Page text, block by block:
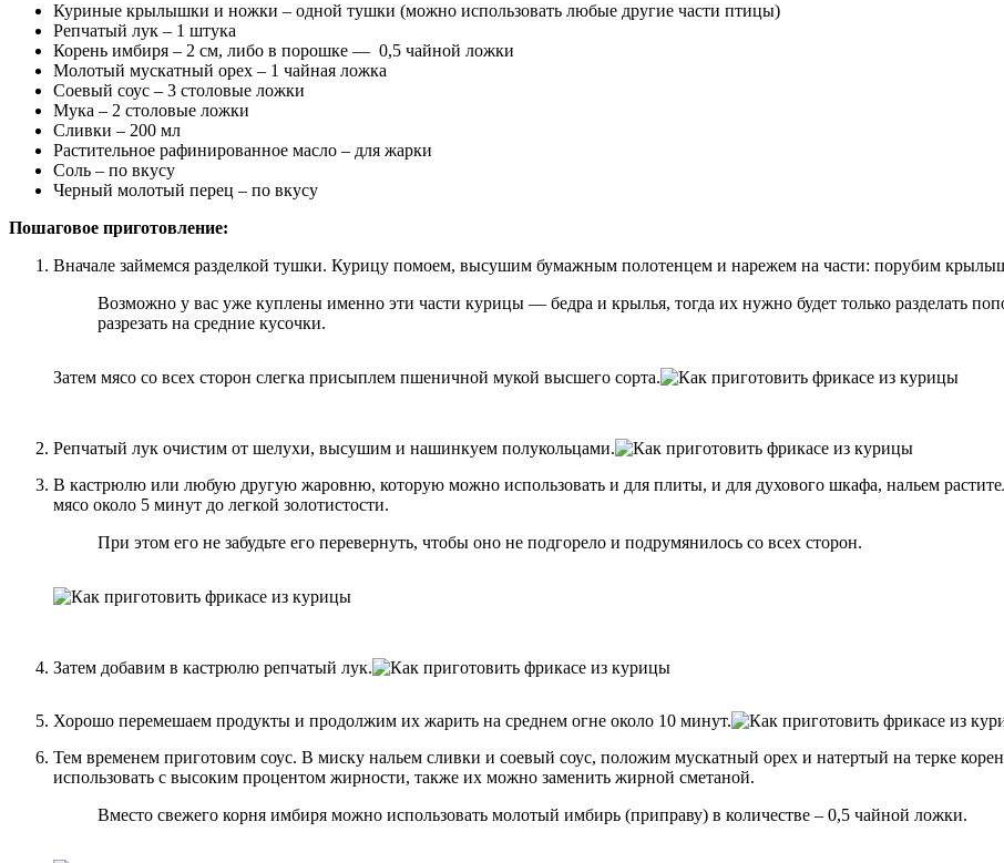
Куриные крылышки и ножки – одной тушки (можно использовать любые другие части птицы)
Репчатый лук – 1 штука
Корень имбиря – 2 см, либо в порошке — 0,5 чайной ложки
Молотый мускатный орех – 1 чайная ложка
Соевый соус – 3 столовые ложки
Мука – 2 столовые ложки
Сливки – 200 мл
Растительное рафинированное масло – для жарки
Соль – по вкусу
Черный молотый перец – по вкусу
Пошаговое приготовление:
Вначале займемся разделкой тушки. Курицу помоем, высушим бумажным полотенцем и нарежем на части: порубим
Возможно у вас уже куплены именно эти части курицы — бедра и крылья, тогда их нужно будет только разделать
разрезать на средние кусочки.
Затем мясо со всех сторон слегка присыплем пшеничной мукой высшего сорта.
Репчатый лук очистим от шелухи, высушим и нашинкуем полукольцами.
В кастрюлю или любую другую жаровню, которую можно использовать и для плиты, и для духового шкафа, нальем
мясо около 5 минут до легкой золотистости.
При этом его не забудьте его перевернуть, чтобы оно не подгорело и подрумянилось со всех сторон.
Затем добавим в кастрюлю репчатый лук.
Хорошо перемешаем продукты и продолжим их жарить на среднем огне около 10 минут.
Тем временем приготовим соус. В миску нальем сливки и соевый соус, положим мускатный орех и натертый на терке
использовать с высоким процентом жирности, также их можно заменить жирной сметаной.
Вместо свежего корня имбиря можно использовать молотый имбирь (приправу) в количестве – 0,5 чайной ложки.